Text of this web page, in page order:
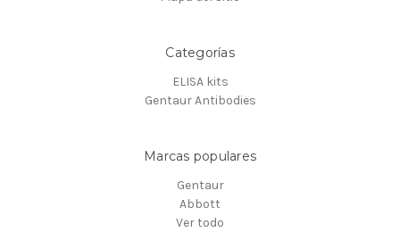
Categorías
ELISA kits
Gentaur Antibodies
Marcas populares
Gentaur
Abbott
Ver todo